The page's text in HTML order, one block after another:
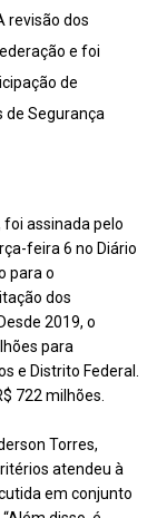
revisão dos
e foi
de
de Segurança
foi assinada pelo
feira 6 no Diário
para o
dos
2019, o
para
e Distrito Federal.
722 milhões.
Torres,
atendeu à
em conjunto